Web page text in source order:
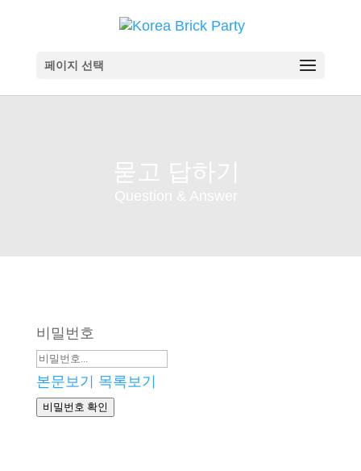
페이지 선택
비밀번호
본문보기 목록보기
비밀번호 확인